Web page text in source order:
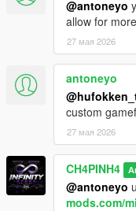
@antoneyo
allow for
27 мая 2026
antoneyo
custom
27 мая 2026
CH4PINH4
@antoneyo
mods.com/